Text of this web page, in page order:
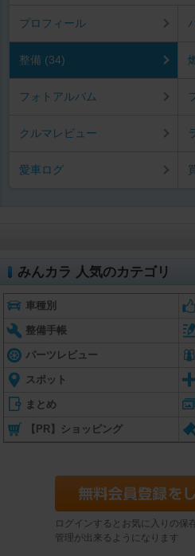
プロフィール
整備 (34)
フォトアルバム
クルマレビュー
愛車ログ
みんカラ 人気のカテゴリ
車種別
整備手帳
パーツレビュー
スポット
まとめ
【PR】ショッピング
ログインするとお気に入りの保
管理が出来るようになります